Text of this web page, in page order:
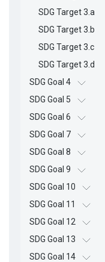
SDG Target 3.a
SDG Target 3.b
SDG Target 3.c
SDG Target 3.d
SDG Goal 4
SDG Goal 5
SDG Goal 6
SDG Goal 7
SDG Goal 8
SDG Goal 9
SDG Goal 10
SDG Goal 11
SDG Goal 12
SDG Goal 13
SDG Goal 14